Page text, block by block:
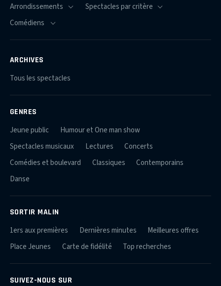
ARCHIVES
Tous les spectacles
GENRES
Jeune public
Humour et One man show
Spectacles musicaux
Lectures
Concerts
Comédies et boulevard
Classiques
Contemporains
Danse
SORTIR MALIN
1ers aux premières Dernières minutes
Meilleures offres
Place Jeunes
Carte de fidélité Top recherches
SUIVEZ-NOUS SUR